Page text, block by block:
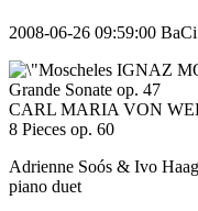
2008-06-26 09:59:00 BaCi
IGNAZ
Grande Sonate op. 47
CARL MARIA VON
8 Pieces op. 60
Adrienne Soós & Ivo Haag
piano duet